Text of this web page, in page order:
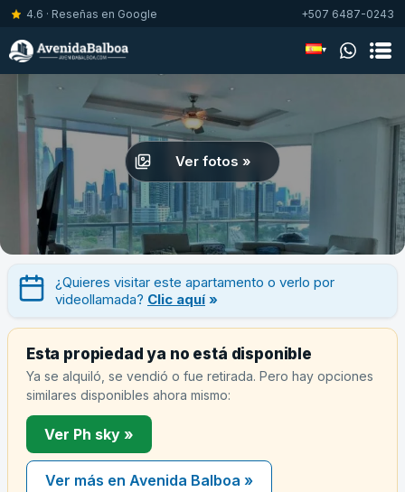
4.6 · Reseñas en Google +507 6487-0243
▾
Ver fotos »
¿Quieres visitar este apartamento o verlo por
videollamada? Clic aquí »
Esta propiedad ya no está disponible
Ya se alquiló, se vendió o fue retirada. Pero hay opciones
similares disponibles ahora mismo:
Ver Ph sky »
Ver más en Avenida Balboa »